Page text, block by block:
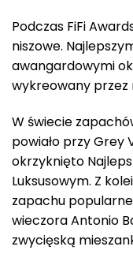
Podczas FiFi
niszowe.
awangardowymi
wykreowany przez
W świecie
powiało przy Grey
okrzyknięto
Luksusowym. Z
zapachu
wieczora Antonio
zwycięską